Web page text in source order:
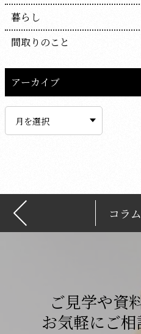
暮らし
間取りのこと
アーカイブ
イ
コラ
ご見学や資
お気軽にご相